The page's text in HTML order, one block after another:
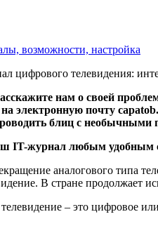
возможности, настройка
цифрового телевидения:
нам о своей
электронную почту
блиц с
IT-журнал любым удобным
аналогового типа
В стране продолжает
– это цифровое